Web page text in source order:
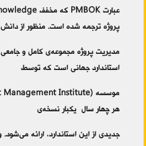
پروژه ترجمه شده است. منظور از دانش
استاندارد جهانی است که توسط
هر چهار سال یکبار نسخه‌ی